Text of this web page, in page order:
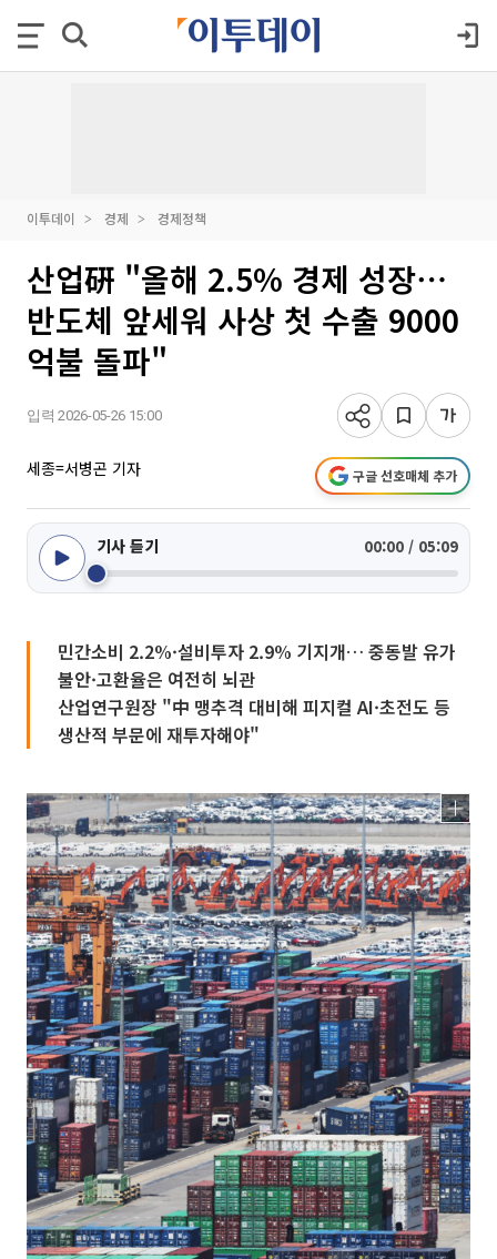
이투데이 경제 경제정책
산업硏 "올해 2.5% 경제 성장⋯
반도체 앞세워 사상 첫 수출 9000
억불 돌파"
입력 2026-05-26 15:00
세종=서병곤 기자 구글 선호매체 추가
기사 듣기 00:00 / 05:09
민간소비 2.2%·설비투자 2.9% 기지개… 중동발 유가
불안·고환율은 여전히 뇌관
산업연구원장 "中 맹추격 대비해 피지컬 AI·초전도 등
생산적 부문에 재투자해야"